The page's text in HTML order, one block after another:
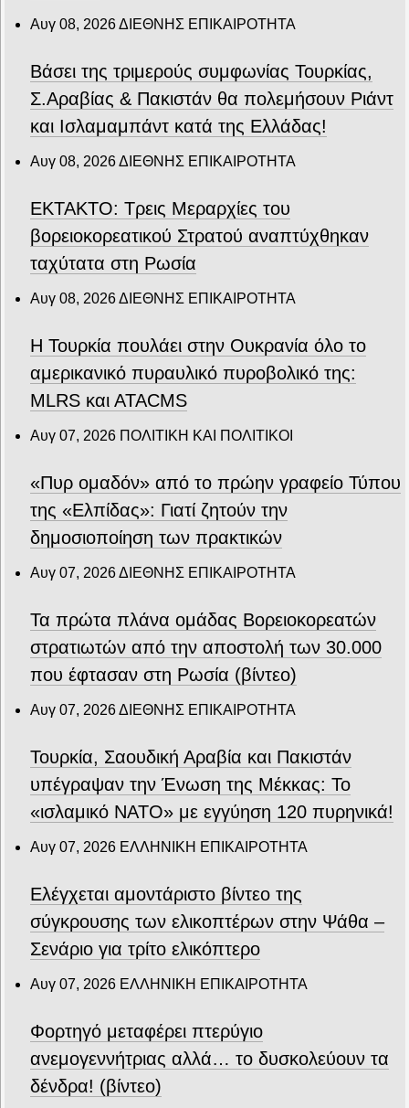
Αυγ 08, 2026ΔΙΕΘΝΗΣ ΕΠΙΚΑΙΡΟΤΗΤΑ
Βάσει της τριμερούς συμφωνίας Τουρκίας,
Σ.Αραβίας & Πακιστάν θα πολεμήσουν Ριάντ
και Ισλαμαμπάντ κατά της Ελλάδας!
Αυγ 08, 2026ΔΙΕΘΝΗΣ ΕΠΙΚΑΙΡΟΤΗΤΑ
ΕΚΤΑΚΤΟ: Τρεις Μεραρχίες του
βορειοκορεατικού Στρατού αναπτύχθηκαν
ταχύτατα στη Ρωσία
Αυγ 08, 2026ΔΙΕΘΝΗΣ ΕΠΙΚΑΙΡΟΤΗΤΑ
Η Τουρκία πουλάει στην Ουκρανία όλο το
αμερικανικό πυραυλικό πυροβολικό της:
MLRS και ΑΤΑCMS
Αυγ 07, 2026 ΠΟΛΙΤΙΚΗ ΚΑΙ ΠΟΛΙΤΙΚΟΙ
«Πυρ ομαδόν» από το πρώην γραφείο Τύπου
της «Ελπίδας»: Γιατί ζητούν την
δημοσιοποίηση των πρακτικών
Αυγ 07, 2026ΔΙΕΘΝΗΣ ΕΠΙΚΑΙΡΟΤΗΤΑ
Τα πρώτα πλάνα ομάδας Βορειοκορεατών
στρατιωτών από την αποστολή των 30.000
που έφτασαν στη Ρωσία (βίντεο)
Αυγ 07, 2026ΔΙΕΘΝΗΣ ΕΠΙΚΑΙΡΟΤΗΤΑ
Τουρκία, Σαουδική Αραβία και Πακιστάν
υπέγραψαν την Ένωση της Μέκκας: Το
«ισλαμικό ΝΑΤΟ» με εγγύηση 120 πυρηνικά!
Αυγ 07, 2026 ΕΛΛΗΝΙΚΗ ΕΠΙΚΑΙΡΟΤΗΤΑ
Ελέγχεται αμοντάριστο βίντεο της
σύγκρουσης των ελικοπτέρων στην Ψάθα –
Σενάριο για τρίτο ελικόπτερο
Αυγ 07, 2026 ΕΛΛΗΝΙΚΗ ΕΠΙΚΑΙΡΟΤΗΤΑ
Φορτηγό μεταφέρει πτερύγιο
ανεμογεννήτριας αλλά… το δυσκολεύουν τα
δένδρα! (βίντεο)